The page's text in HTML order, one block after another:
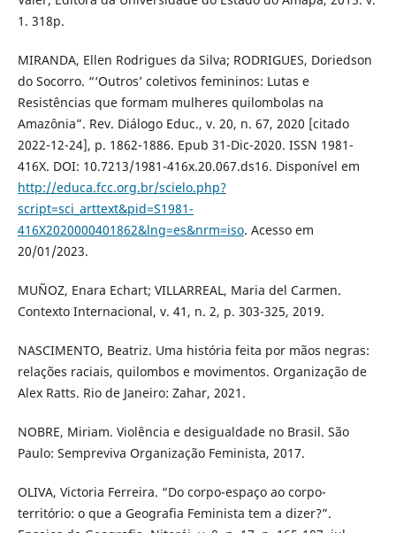
1. 318p.
MIRANDA, Ellen Rodrigues da Silva; RODRIGUES, Doriedson
do Socorro. “‘Outros’ coletivos femininos: Lutas e
Resistências que formam mulheres quilombolas na
Amazônia”. Rev. Diálogo Educ., v. 20, n. 67, 2020 [citado
2022-12-24], p. 1862-1886. Epub 31-Dic-2020. ISSN 1981-
416X. DOI: 10.7213/1981-416x.20.067.ds16. Disponível em
http://educa.fcc.org.br/scielo.php?
script=sci_arttext&pid=S1981-
416X2020000401862&lng=es&nrm=iso. Acesso em
20/01/2023.
MUÑOZ, Enara Echart; VILLARREAL, Maria del Carmen.
Contexto Internacional, v. 41, n. 2, p. 303-325, 2019.
NASCIMENTO, Beatriz. Uma história feita por mãos negras:
relações raciais, quilombos e movimentos. Organização de
Alex Ratts. Rio de Janeiro: Zahar, 2021.
NOBRE, Miriam. Violência e desigualdade no Brasil. São
Paulo: Sempreviva Organização Feminista, 2017.
OLIVA, Victoria Ferreira. “Do corpo-espaço ao corpo-
território: o que a Geografia Feminista tem a dizer?”.